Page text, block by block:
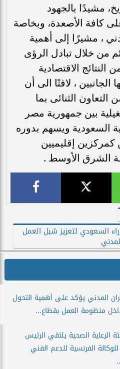
مشيدًا بالجهود
كافة الأصعدة، وبخاصة
، مشيرًا إلى أهمية
من خلال تبادل الرؤى
الاقتصادية
الجانبين ، لافتًا الى أن
الثنائى بما
بين جمهورية مصر
السعودية ويسهم بدوره
كمركزين إقليميين
الشرق الأوسط .
السعودي لتعزيز سُبل العمل
المدني يؤكد على أهمية التحول
منظومة العمل بقطاع...
الرعاية الصحية يلتقي الرئيس
الفرنسية للدعم الفني